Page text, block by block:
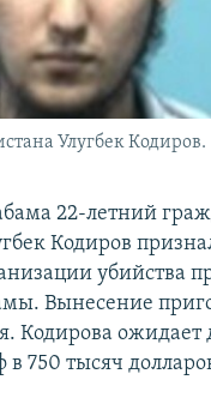
Улугбек Кодиров.
22-летний
Кодиров
убийства
Вынесение
Кодирова ожидает
750 тысяч